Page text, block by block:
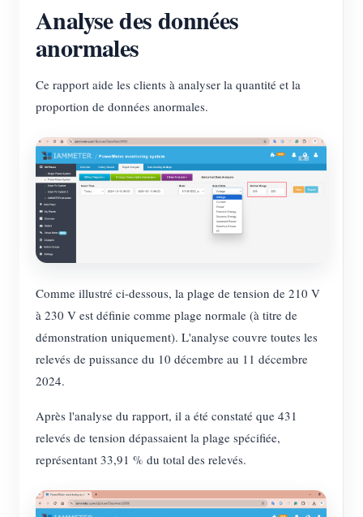
Analyse des données
anormales
Ce rapport aide les clients à analyser la quantité et la
proportion de données anormales.
Comme illustré ci-dessous, la plage de tension de 210 V
à 230 V est définie comme plage normale (à titre de
démonstration uniquement). L'analyse couvre toutes les
relevés de puissance du 10 décembre au 11 décembre
2024.
Après l'analyse du rapport, il a été constaté que 431
relevés de tension dépassaient la plage spécifiée,
représentant 33,91 % du total des relevés.